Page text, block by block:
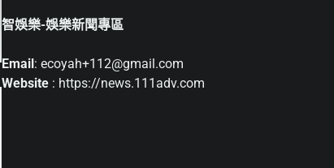
智娛樂-娛樂新聞專區
Email : ecoyah+112@gmail.com
Website : https://news.111adv.com